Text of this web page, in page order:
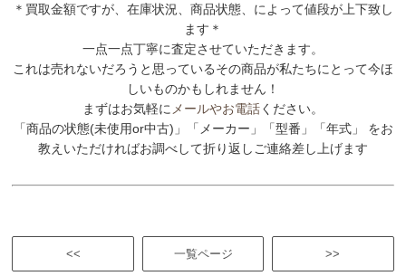
＊買取金額ですが、在庫状況、商品状態、によって値段が上下致し
ます＊
一点一点丁寧に査定させていただきます。
これは売れないだろうと思っているその商品が私たちにとって今ほ
しいものかもしれません！
まずはお気軽に メールやお電話ください。
「商品の状態(未使用or中古)」「メーカー」「型番」「年式」 をお
教えいただければお調べして折り返しご連絡差し上げます
<< >>
一覧ページ